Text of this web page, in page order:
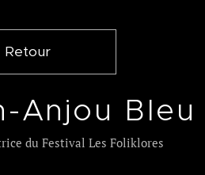
Retour
Anjou Bleu
du Festival Les Foliklores